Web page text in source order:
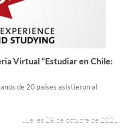
Leer más +
Virtual “Estudiar en Chile:
de 20 países asistieron al
Jueves 28 de octubre de 2021